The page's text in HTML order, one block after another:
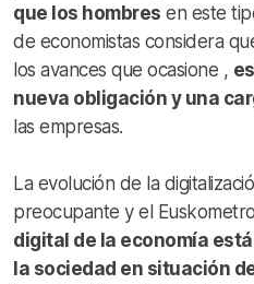
que los hombres en este
de economistas considera
los avances que ocasione ,
nueva obligación y una
las empresas.
La evolución de la
preocupante y el
digital de la economía
la sociedad en situación